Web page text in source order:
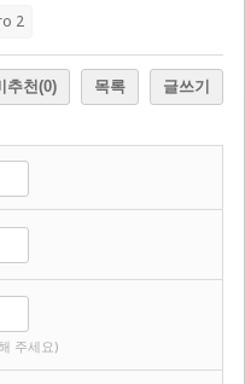
2
추천(0) 목록 글쓰기
주세요)